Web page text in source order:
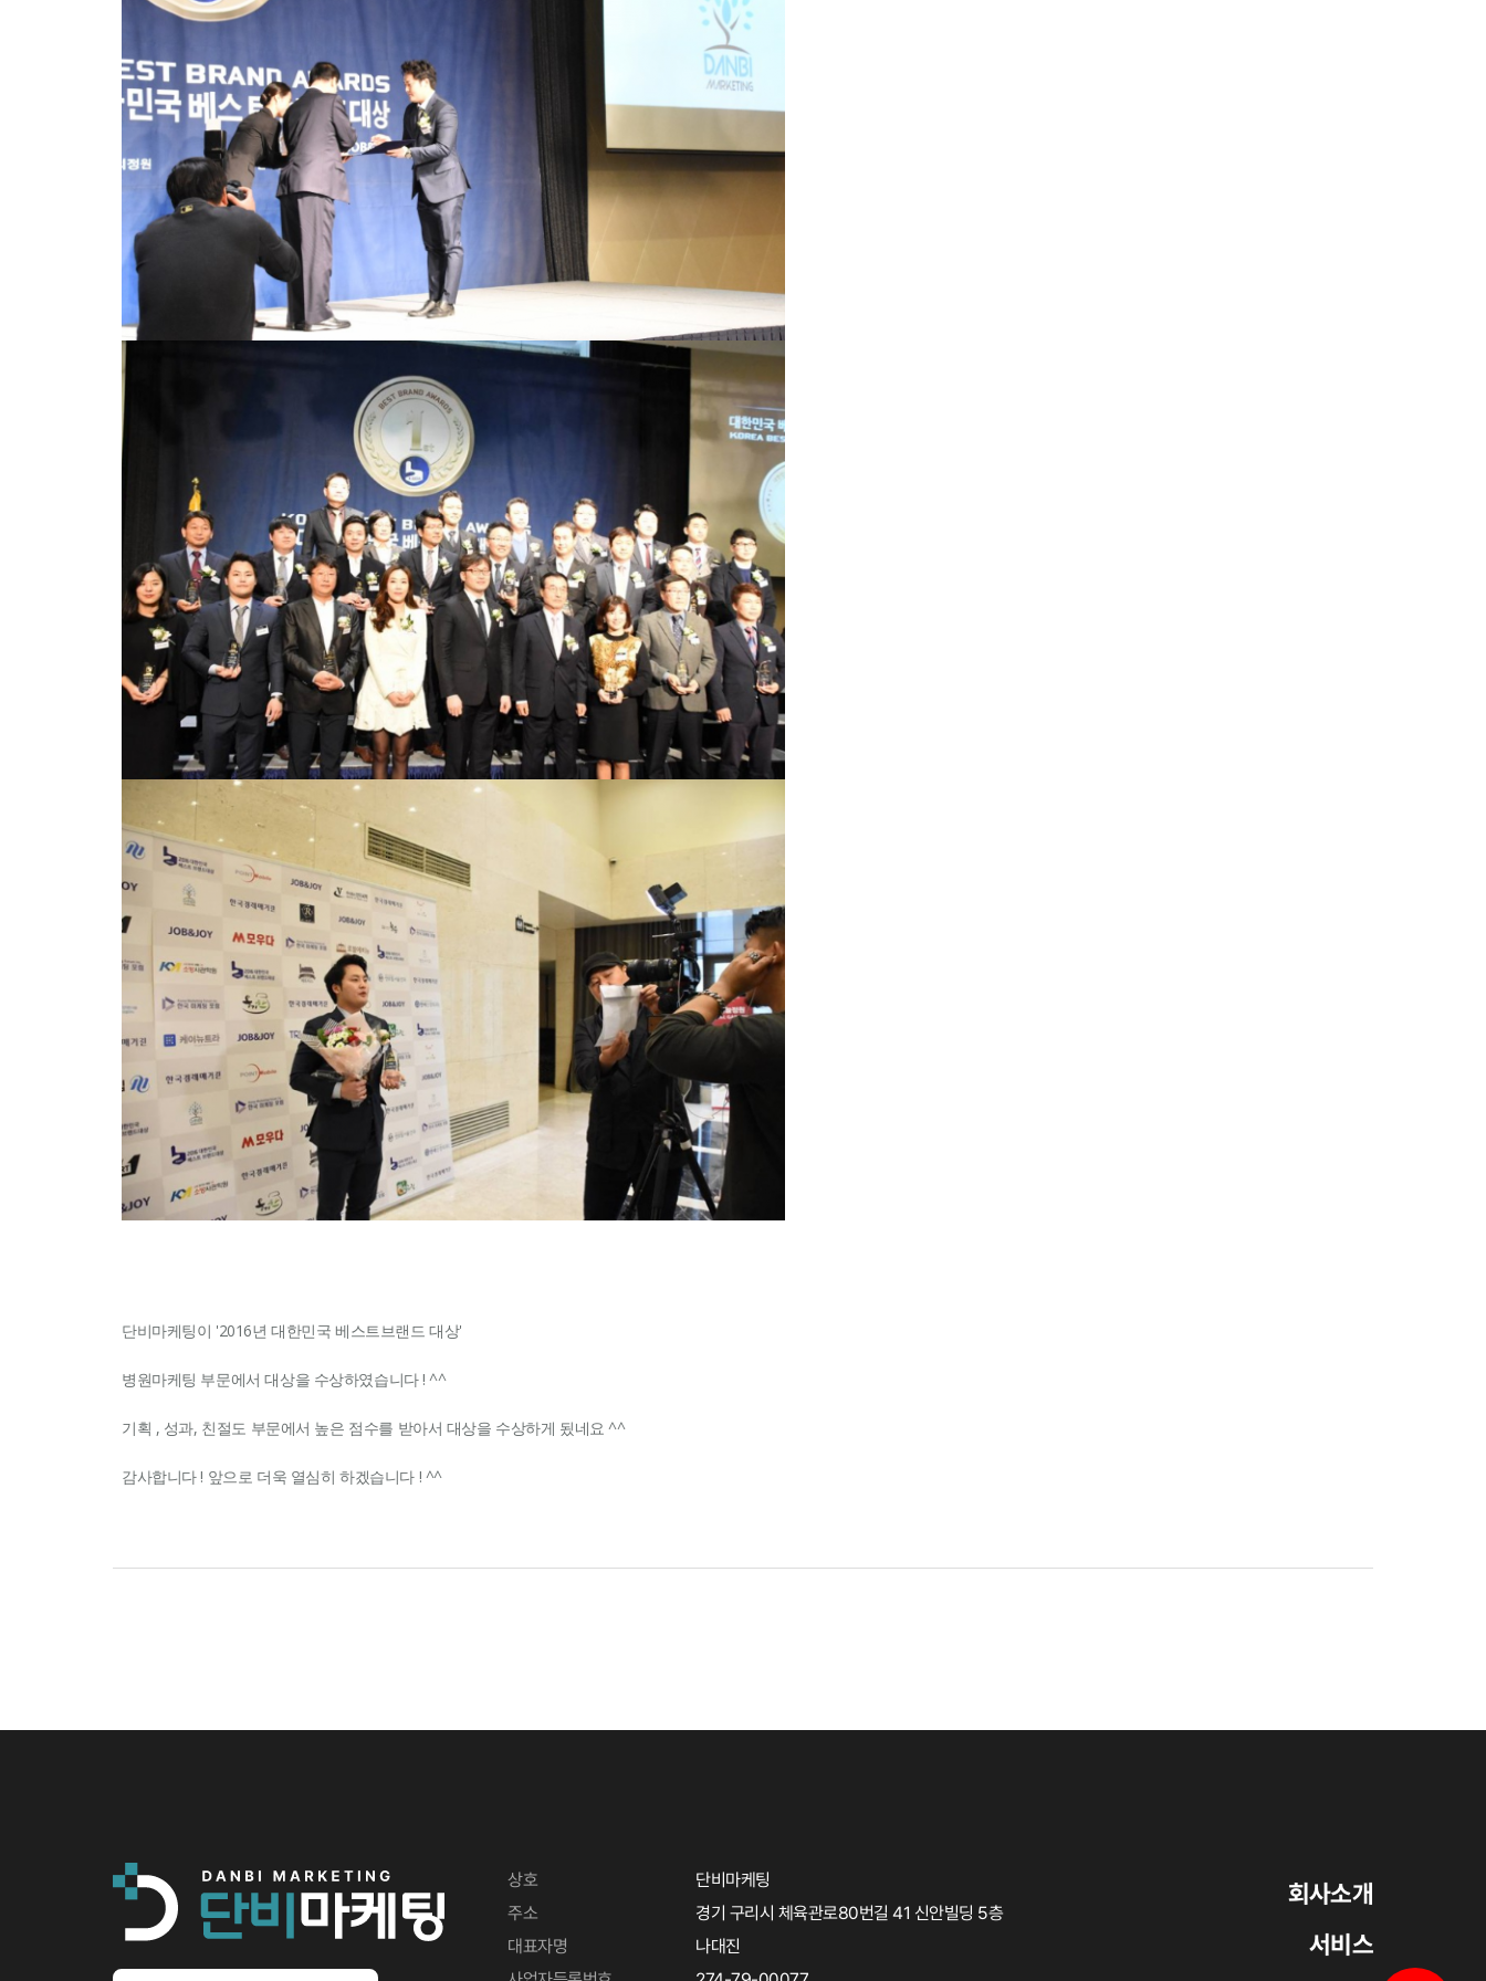
성과로 증명된 치과마케팅,
이제 병원마케팅 1위의 기준이
회사소개 HISTORY
서비스 개원 스타트&기초튼튼&블로그 부스트
고객후기 고객후기
단비 STORY 마케팅 칼럼
단비마케팅이 '2016년 대한민국 베스트브랜드 대상'
병원마케팅 부문에서 대상을 수상하였습니다 ! ^^
기획 , 성과, 친절도 부문에서 높은 점수를 받아서 대상을 수상하게 됬네요 ^^
감사합니다 ! 앞으로 더욱 열심히 하겠습니다 ! ^^
상호
단비마케팅
주소
경기 구리시 체육관로80번길 41 신안빌딩 5층
대표자명
나대진
회사소개
서비스